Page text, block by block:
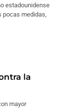
estadounidense
pocas medidas,
la
mayor